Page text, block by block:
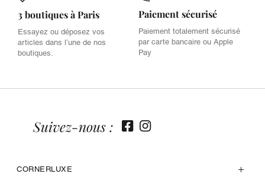
3 boutiques à Paris
Essayez ou déposez vos
articles dans l’une de nos
boutiques.
Paiement sécurisé
Paiement totalement sécurisé
par carte bancaire ou Apple
Pay
CORNERLUXE
Suivez-nous :